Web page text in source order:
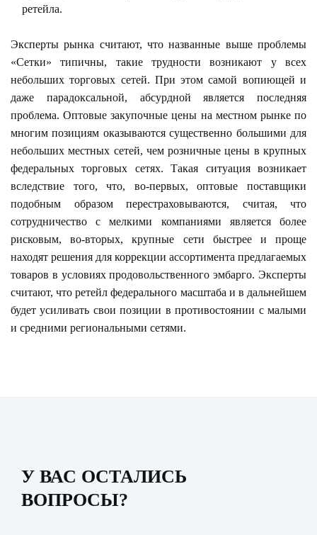
ретейла.
Эксперты рынка считают, что названные выше проблемы
«Сетки» типичны, такие трудности возникают у всех
небольших торговых сетей. При этом самой вопиющей и
даже парадоксальной, абсурдной является последняя
проблема. Оптовые закупочные цены на местном рынке по
многим позициям оказываются существенно большими для
небольших местных сетей, чем розничные цены в крупных
федеральных торговых сетях. Такая ситуация возникает
вследствие того, что, во-первых, оптовые поставщики
подобным образом перестраховываются, считая, что
сотрудничество с мелкими компаниями является более
рисковым, во-вторых, крупные сети быстрее и проще
находят решения для коррекции ассортимента предлагаемых
товаров в условиях продовольственного эмбарго. Эксперты
считают, что ретейл федерального масштаба и в дальнейшем
будет усиливать свои позиции в противостоянии с малыми
и средними региональными сетями.
У ВАС ОСТАЛИСЬ
ВОПРОСЫ?